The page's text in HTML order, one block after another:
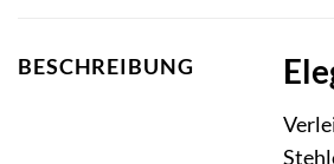
BESCHREIBUNG